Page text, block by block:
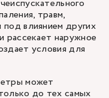
травм,
влиянием других
рассекает наружное
условия для
может
до тех самых